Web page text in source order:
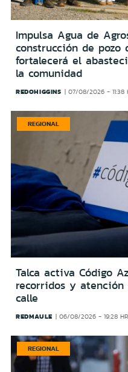
Impulsa Agua de
construcción de pozo
fortalecerá el
la comunidad
REDOHIGGINS 07/08/2026 - 11:38
REGIONAL
Talca activa Código
recorridos y
calle
REDMAULE 06/08/2026 - 19:28
REGIONAL